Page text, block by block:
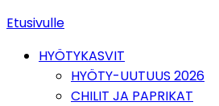
Etusivulle
HYÖTYKASVIT
HYÖTY-UUTUUS 2026
CHILIT JA PAPRIKAT